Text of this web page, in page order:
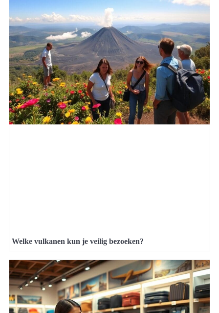
Welke vulkanen kun je veilig bezoeken?